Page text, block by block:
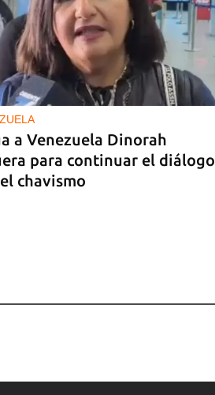
a Venezuela Dinorah
para continuar el diálogo
chavismo